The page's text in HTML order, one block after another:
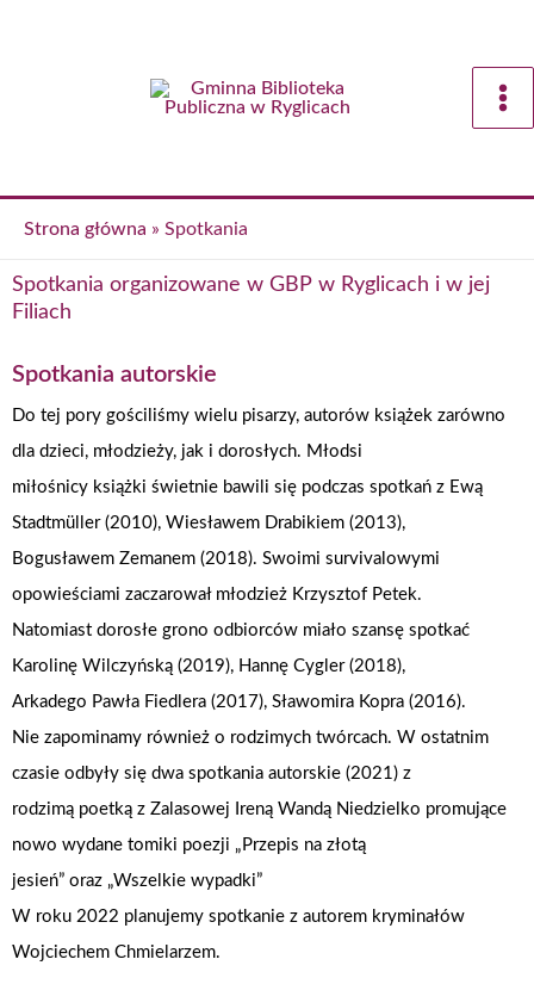
Strona główna » Spotkania
Spotkania organizowane w GBP w Ryglicach i w jej
Filiach
Spotkania autorskie
Do tej pory gościliśmy wielu pisarzy, autorów książek zarówno
dla dzieci, młodzieży, jak i dorosłych. Młodsi
miłośnicy książki świetnie bawili się podczas spotkań z Ewą
Stadtmüller (2010), Wiesławem Drabikiem (2013),
Bogusławem Zemanem (2018). Swoimi survivalowymi
opowieściami zaczarował młodzież Krzysztof Petek.
Natomiast dorosłe grono odbiorców miało szansę spotkać
Karolinę Wilczyńską (2019), Hannę Cygler (2018),
Arkadego Pawła Fiedlera (2017), Sławomira Kopra (2016).
Nie zapominamy również o rodzimych twórcach. W ostatnim
czasie odbyły się dwa spotkania autorskie (2021) z
rodzimą poetką z Zalasowej Ireną Wandą Niedzielko promujące
nowo wydane tomiki poezji „Przepis na złotą
jesień” oraz „Wszelkie wypadki”
W roku 2022 planujemy spotkanie z autorem kryminałów
Wojciechem Chmielarzem.